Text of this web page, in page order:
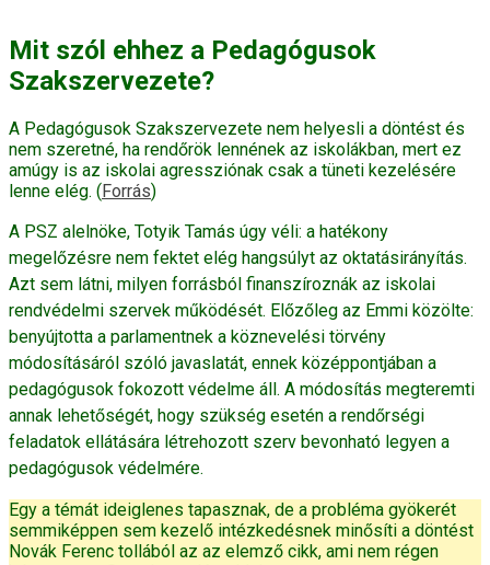
Mit szól ehhez a Pedagógusok
Szakszervezete?
A Pedagógusok Szakszervezete nem helyesli a döntést és
nem szeretné, ha rendőrök lennének az iskolákban, mert ez
amúgy is az iskolai agressziónak csak a tüneti kezelésére
lenne elég. (Forrás)
A PSZ alelnöke, Totyik Tamás úgy véli: a hatékony
megelőzésre nem fektet elég hangsúlyt az oktatásirányítás.
Azt sem látni, milyen forrásból finanszíroznák az iskolai
rendvédelmi szervek működését. Előzőleg az Emmi közölte:
benyújtotta a parlamentnek a köznevelési törvény
módosításáról szóló javaslatát, ennek középpontjában a
pedagógusok fokozott védelme áll. A módosítás megteremti
annak lehetőségét, hogy szükség esetén a rendőrségi
feladatok ellátására létrehozott szerv bevonható legyen a
pedagógusok védelmére.
Egy a témát ideiglenes tapasznak, de a probléma gyökerét
semmiképpen sem kezelő intézkedésnek minősíti a döntést
Novák Ferenc tollából az az elemző cikk, ami nem régen